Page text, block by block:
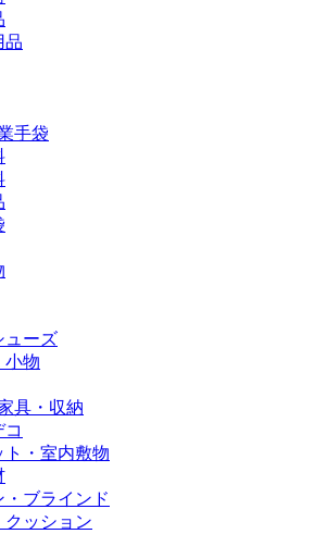
品
手袋
ューズ
小物
具・収納
コ
ト・室内敷物
・ブラインド
クッション